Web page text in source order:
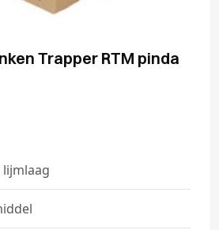
Trapper RTM pinda